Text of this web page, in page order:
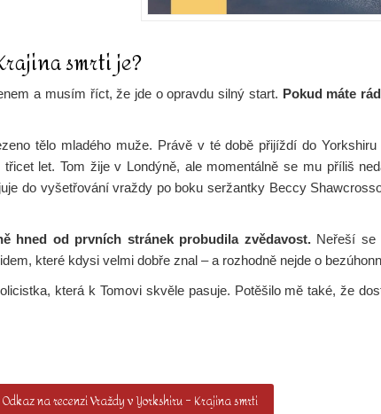
smrti je?
a musím říct, že jde o opravdu silný start. Pokud máte
tělo mladého muže. Právě v té době přijíždí do
let. Tom žije v Londýně, ale momentálně se mu příliš
do vyšetřování vraždy po boku seržantky Beccy
hned od prvních stránek probudila zvědavost.Neřeší se
které kdysi velmi dobře znal – a rozhodně nejde o
která k Tomovi skvěle pasuje. Potěšilo mě také, že
Odkaz na recenzi Vraždy v Yorkshiru – Krajina smrti